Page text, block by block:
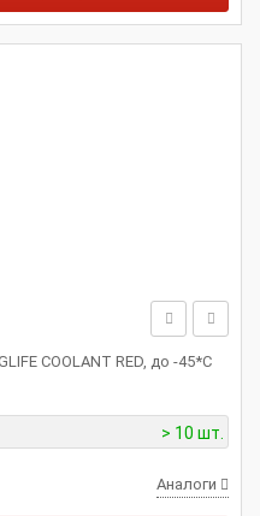
COOLANT RED, до -45*С
> 10 шт.
Аналоги